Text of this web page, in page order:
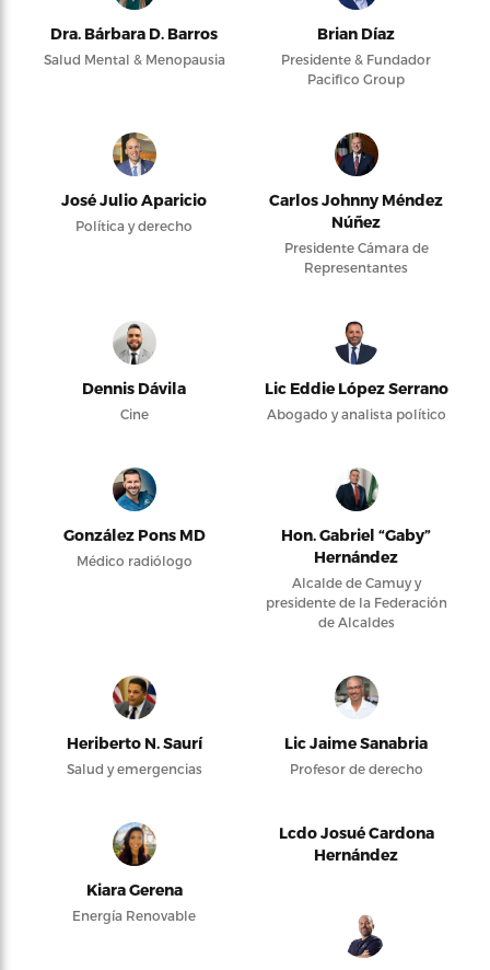
Dra. Bárbara D. Barros
Salud Mental & Menopausia
Brian Díaz
Presidente & Fundador
Pacifico Group
José Julio Aparicio
Política y derecho
Carlos Johnny Méndez
Núñez
Presidente Cámara de
Representantes
Dennis Dávila
Cine
Lic Eddie López Serrano
Abogado y analista político
González Pons MD
Médico radiólogo
Hon. Gabriel “Gaby”
Hernández
Alcalde de Camuy y
presidente de la Federación
de Alcaldes
Heriberto N. Saurí
Salud y emergencias
Lic Jaime Sanabria
Profesor de derecho
Kiara Gerena
Energía Renovable
Lcdo Josué Cardona
Hernández